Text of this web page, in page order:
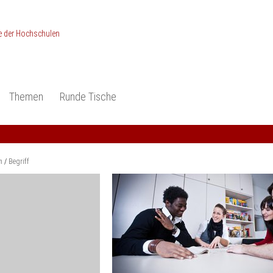
Themen
Studieneingangsphase
Studienqualität
Praxisbezüge
Runde Tische
Anerkennung
wissenschaften
Begriff